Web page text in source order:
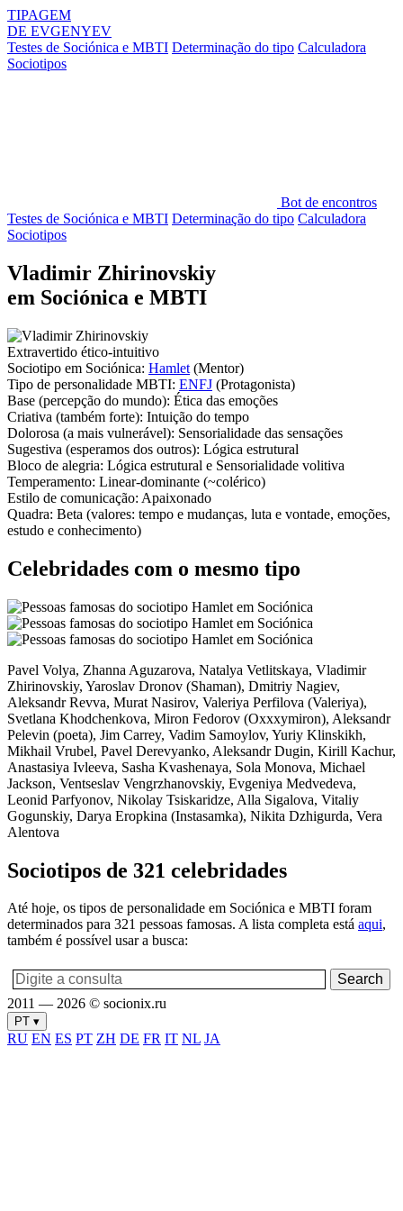
TIPAGEM
DE EVGENYEV
Testes de Sociónica e MBTI Determinação do tipo Calculadora
Sociotipos
Bot de encontros
Testes de Sociónica e MBTI Determinação do tipo Calculadora
Sociotipos
Vladimir Zhirinovskiy
em Sociónica e MBTI
Extravertido ético-intuitivo
Sociotipo em Sociónica: Hamlet (Mentor)
Tipo de personalidade MBTI: ENFJ (Protagonista)
Base (percepção do mundo): Ética das emoções
Criativa (também forte): Intuição do tempo
Dolorosa (a mais vulnerável): Sensorialidade das sensações
Sugestiva (esperamos dos outros): Lógica estrutural
Bloco de alegria: Lógica estrutural e Sensorialidade volitiva
Temperamento: Linear-dominante (~colérico)
Estilo de comunicação: Apaixonado
Quadra: Beta (valores: tempo e mudanças, luta e vontade, emoções,
estudo e conhecimento)
Celebridades com o mesmo tipo
Pavel Volya, Zhanna Aguzarova, Natalya Vetlitskaya, Vladimir
Zhirinovskiy, Yaroslav Dronov (Shaman), Dmitriy Nagiev,
Aleksandr Revva, Murat Nasirov, Valeriya Perfilova (Valeriya),
Svetlana Khodchenkova, Miron Fedorov (Oxxxymiron), Aleksandr
Pelevin (poeta), Jim Carrey, Vadim Samoylov, Yuriy Klinskikh,
Mikhail Vrubel, Pavel Derevyanko, Aleksandr Dugin, Kirill Kachur,
Anastasiya Ivleeva, Sasha Kvashenaya, Sola Monova, Michael
Jackson, Ventseslav Vengrzhanovskiy, Evgeniya Medvedeva,
Leonid Parfyonov, Nikolay Tsiskaridze, Alla Sigalova, Vitaliy
Gogunskiy, Darya Eropkina (Instasamka), Nikita Dzhigurda, Vera
Alentova
Sociotipos de 321 celebridades
Até hoje, os tipos de personalidade em Sociónica e MBTI foram
determinados para 321 pessoas famosas. A lista completa está aqui,
também é possível usar a busca:
2011 — 2026 © socionix.ru
PT ▾
RU EN ES PT ZH DE FR IT NL JA